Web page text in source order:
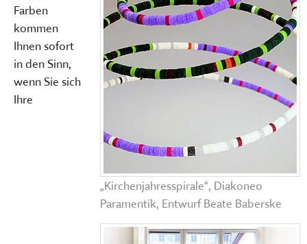
„Kirchenjahresspirale“, Diakoneo
Paramentik, Entwurf Beate Baberske
Farben
kommen
Ihnen sofort
in den Sinn,
wenn Sie sich
Ihre